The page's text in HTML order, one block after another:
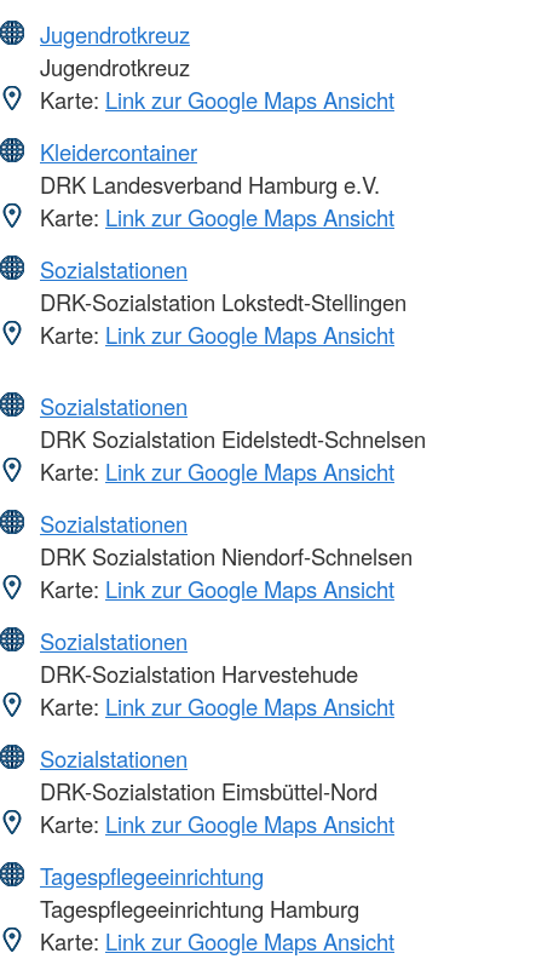
Jugendrotkreuz
Jugendrotkreuz
Karte: Link zur Google Maps Ansicht
Kleidercontainer
DRK Landesverband Hamburg e.V.
Karte: Link zur Google Maps Ansicht
Sozialstationen
DRK-Sozialstation Lokstedt-Stellingen
Karte: Link zur Google Maps Ansicht
Sozialstationen
DRK Sozialstation Eidelstedt-Schnelsen
Karte: Link zur Google Maps Ansicht
Sozialstationen
DRK Sozialstation Niendorf-Schnelsen
Karte: Link zur Google Maps Ansicht
Sozialstationen
DRK-Sozialstation Harvestehude
Karte: Link zur Google Maps Ansicht
Sozialstationen
DRK-Sozialstation Eimsbüttel-Nord
Karte: Link zur Google Maps Ansicht
Tagespflegeeinrichtung
Tagespflegeeinrichtung Hamburg
Karte: Link zur Google Maps Ansicht